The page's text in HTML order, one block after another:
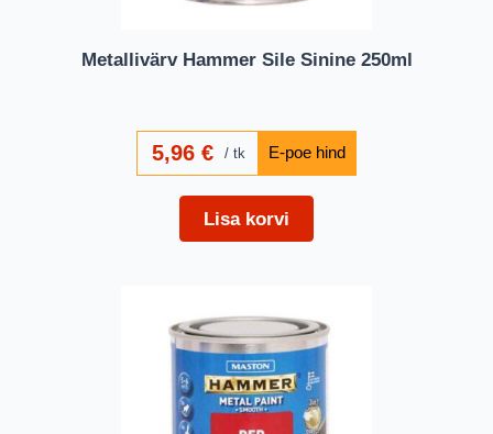
Metallivärv Hammer Sile Sinine 250ml
5,96€ tk
Lisa korvi